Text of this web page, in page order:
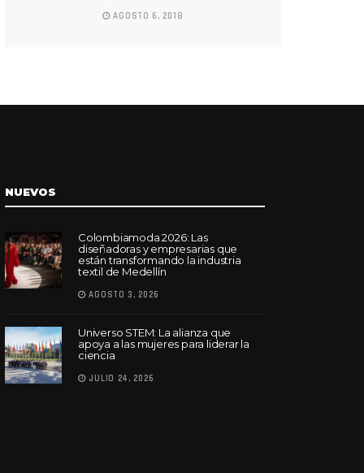
AGOSTO 6, 2018
NUEVOS
Colombiamoda 2026: Las
diseñadoras y empresarias que
están transformando la industria
textil de Medellín
AGOSTO 3, 2026
Universo STEM: La alianza que
apoya a las mujeres para liderar la
ciencia
JULIO 24, 2026